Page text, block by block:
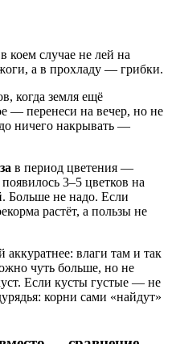
случае не лей на
а в прохладу — грибки.
когда земля ещё
— перенеси на вечер, но не
ничего накрывать —
в период цветения —
3–5 цветков на
Больше не надо. Если
растёт, а пользы не
влаги там и так
чуть больше, но не
Если кусты густые — не
корни сами «найдут»